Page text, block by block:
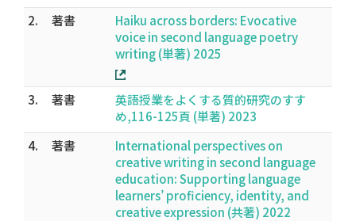
2.
著書
Haiku across borders: Evocative
voice in second language poetry
writing (単著) 2025
3. 著書
英語授業をよくする質的研究のすす
め,116-125頁 (単著) 2023
4.
著書
International perspectives on
creative writing in second language
education: Supporting language
learners’ proficiency, identity, and
creative expression (共著) 2022